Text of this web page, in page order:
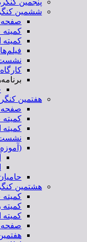
پنجمین
ششمین
کمیته
فیلم‌ها
هفتمین
صفحه
کمیته
هشتمین
کمیته
صفحه